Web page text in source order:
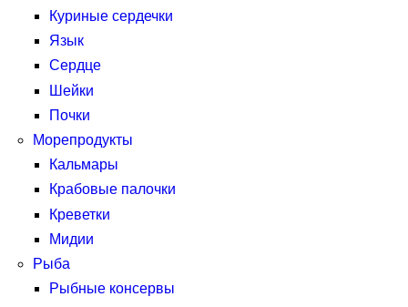
Куриные сердечки
Язык
Сердце
Шейки
Почки
Морепродукты
Кальмары
Крабовые палочки
Креветки
Мидии
Рыба
Рыбные консервы